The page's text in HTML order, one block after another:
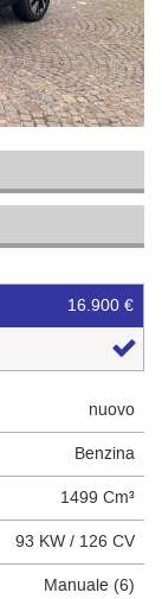
16.900 €
nuovo
Benzina
1499 Cm³
93 KW / 126 CV
Manuale (6)